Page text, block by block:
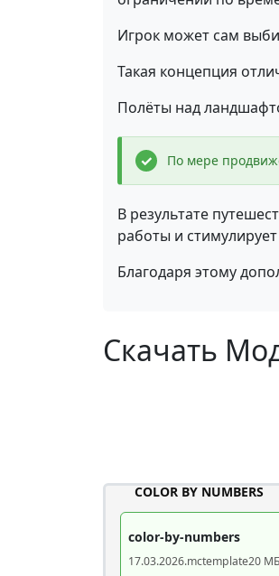
Игрок может сам
Такая концепция
Полёты над
По мере
В результате
работы и
Благодаря этому
Скачать
COLOR BY NUMBERS
color-by-numbers
17.03.2026.mctemplate20 МБ